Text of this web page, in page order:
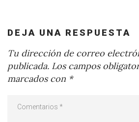
DEJA UNA RESPUESTA
Tu dirección de correo
publicada. Los campos
marcados con *